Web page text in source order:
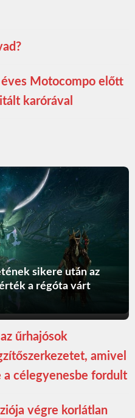
éves Motocompo előtt
karórával
sikere után az
a régóta várt
űrhajósok
amivel
a célegyenesbe fordult
végre korlátlan